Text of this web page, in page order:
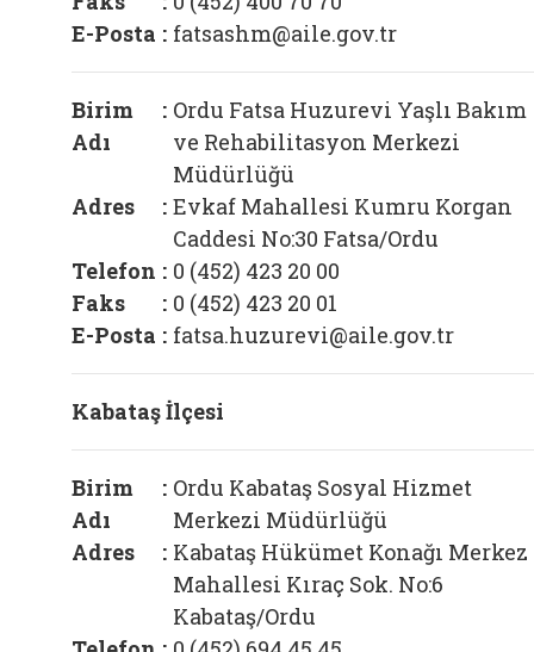
E-Posta : fatsashm@aile.gov.tr
Birim
Adı
: Ordu Fatsa Huzurevi Yaşlı Bakım
ve Rehabilitasyon Merkezi
Müdürlüğü
Adres
: Evkaf Mahallesi Kumru Korgan
Caddesi No:30 Fatsa/Ordu
Telefon : 0 (452) 423 20 00
Faks
: 0 (452) 423 20 01
E-Posta : fatsa.huzurevi@aile.gov.tr
Kabataş İlçesi
Birim
Adı
: Ordu Kabataş Sosyal Hizmet
Merkezi Müdürlüğü
Adres
: Kabataş Hükümet Konağı Merkez
Mahallesi Kıraç Sok. No:6
Kabataş/Ordu